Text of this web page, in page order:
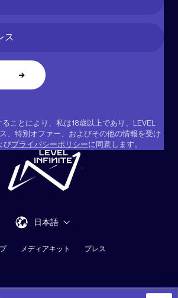
ことにより、私は18歳以上であり、LEVEL
、特別オファー、およびその他の情報を受け
びプライバシーポリシーに同意します。
メディアキット プレス
"
日本語